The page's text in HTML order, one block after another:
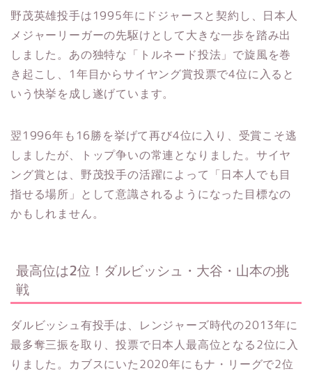
野茂英雄投手は1995年にドジャースと契約し、日本人
メジャーリーガーの先駆けとして大きな一歩を踏み出
しました。あの独特な「トルネード投法」で旋風を巻
き起こし、1年目からサイヤング賞投票で4位に入ると
いう快挙を成し遂げています。
翌1996年も16勝を挙げて再び4位に入り、受賞こそ逃
しましたが、トップ争いの常連となりました。サイヤ
ング賞とは、野茂投手の活躍によって「日本人でも目
指せる場所」として意識されるようになった目標なの
かもしれません。
最高位は2位！ダルビッシュ・大谷・山本の挑
戦
ダルビッシュ有投手は、レンジャーズ時代の2013年に
最多奪三振を取り、投票で日本人最高位となる2位に入
りました。カブスにいた2020年にもナ・リーグで2位